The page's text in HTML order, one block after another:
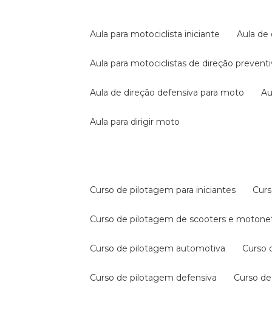
aula para motociclista iniciante aula
aula para motociclistas de direção
aula de direção defensiva para moto
aula para dirigir moto
curso de pilotagem para iniciantes
curso de pilotagem de scooters e
curso de pilotagem automotiva
curso de pilotagem defensiva curso